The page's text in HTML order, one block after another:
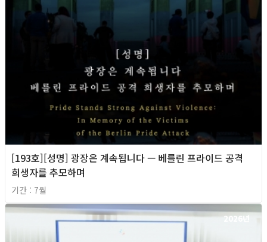
[193호][성명] 광장은 계속됩니다 — 베를린 프라이드 공격
희생자를 추모하며
기간 : 7월
2026년